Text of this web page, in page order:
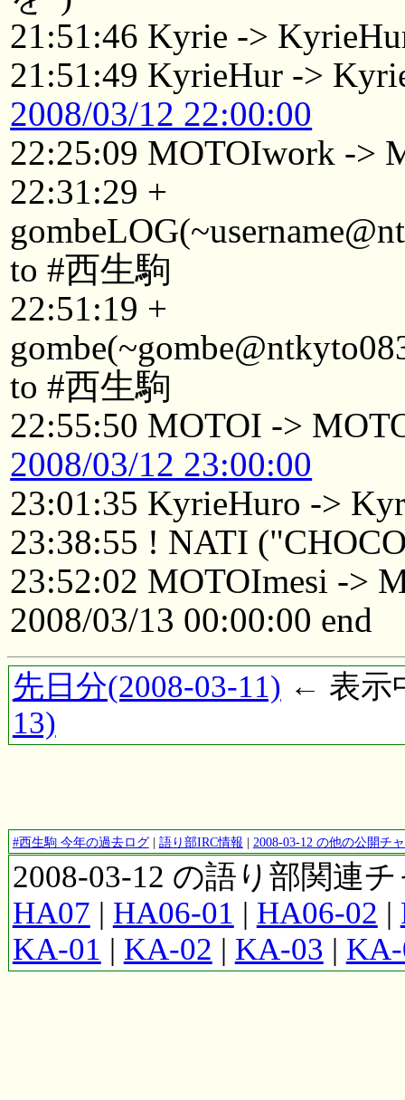
21:51:46 Kyrie ->
21:51:49 KyrieHur ->
2008/03/12 22:00:00
22:25:09 MOTOIwork ->
22:31:29 +
to #西生駒
22:51:19 +
to #西生駒
22:55:50 MOTOI ->
2008/03/12 23:00:00
23:01:35 KyrieHuro ->
23:38:55 ! NATI
23:52:02 MOTOImesi ->
2008/03/13 00:00:00 end
先日分(2008-03-11) ← 表示
13)
#西生駒 今年の過去ログ| 語り部IRC情報 | 2008-03-12 の他の公開チ
2008-03-12 の語り部関連
HA07 | HA06-01 | HA06-02 |
KA-01 | KA-02 | KA-03 |